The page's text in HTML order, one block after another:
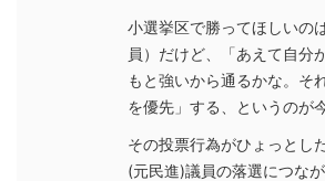
小選挙区で勝ってほしいの
員）だけど、「あえて自分
もと強いから通るかな。そ
を優先」する、というのが
その投票行為がひょっとし
(元民進)議員の落選につな